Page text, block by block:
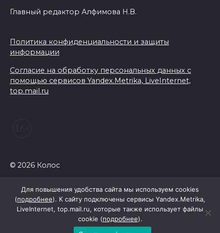
Главный редактор Алфимова Н.В.
Политика конфиденциальности и защиты
информации
Согласие на обработку персональных данных с
помощью сервисов Yandex.Metrika, LiveInternet,
top.mail.ru
© 2026 Колос
Для повышения удобства сайта мы используем cookies
(подробнее). К сайту подключены сервисы Yandex.Metrika,
LiveInternet, top.mail.ru, которые также использует файлы
cookie (подробнее).